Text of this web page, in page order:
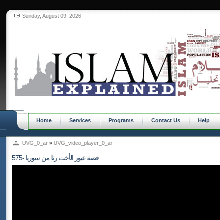
Sunday, August 09, 2026
Home Services Programs Contact Us Help
UVG_0_ar » UVG_video_player_0_ar
575- قصة عبور الأخت رنا من سوريا